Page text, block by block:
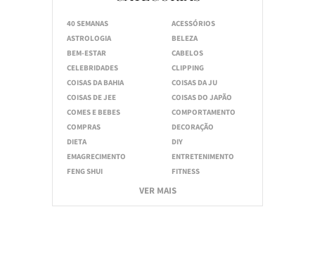
40 SEMANAS
ACESSÓRIOS
ASTROLOGIA
BELEZA
BEM-ESTAR
CABELOS
CELEBRIDADES
CLIPPING
COISAS DA BAHIA
COISAS DA JU
COISAS DE JEE
COISAS DO JAPÃO
COMES E BEBES
COMPORTAMENTO
COMPRAS
DECORAÇÃO
DIETA
DIY
EMAGRECIMENTO
ENTRETENIMENTO
FENG SHUI
FITNESS
VER MAIS